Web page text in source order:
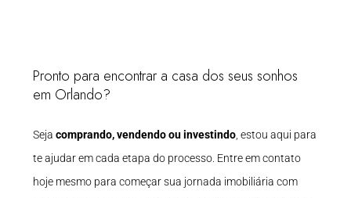
Pronto para encontrar a casa dos seus sonhos
em Orlando?
Seja comprando, vendendo ou investindo , estou aqui para
te ajudar em cada etapa do processo. Entre em contato
hoje mesmo para começar sua jornada imobiliária com